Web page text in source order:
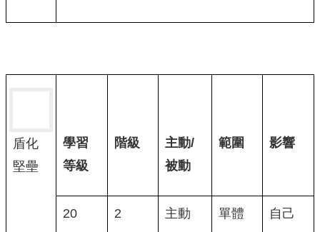
盾化
堅壘
學習
等級
階級
主動/
被動
範圍 影響
20 2 主動 單體 自己